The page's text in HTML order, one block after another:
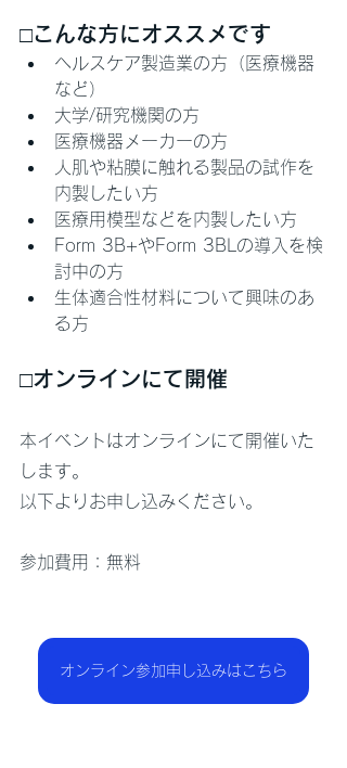
□こんな方にオススメです
ヘルスケア製造業の方（医療機器
など）
大学/研究機関の方
医療機器メーカーの方
人肌や粘膜に触れる製品の試作を
内製したい方
医療用模型などを内製したい方
Form 3B+やForm 3BLの導入を検
討中の方
生体適合性材料について興味のあ
る方
□オンラインにて開催
本イベントはオンラインにて開催いた
します。
以下よりお申し込みください。
参加費用：無料
オンライン参加申し込みはこちら